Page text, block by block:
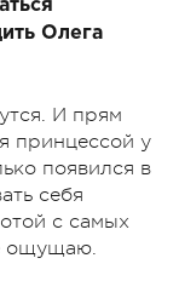
Олега
И прям
принцессой у
появился в
себя
с самых
ощущаю.